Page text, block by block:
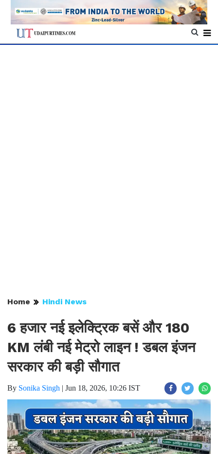
Home Hindi News
6 हजार नई इलेक्ट्रिक बसें और 180
KM लंबी नई मेट्रो लाइन ! डबल इंजन
सरकार की बड़ी सौगात
By Sonika Singh | Jun 18, 2026, 10:26 IST